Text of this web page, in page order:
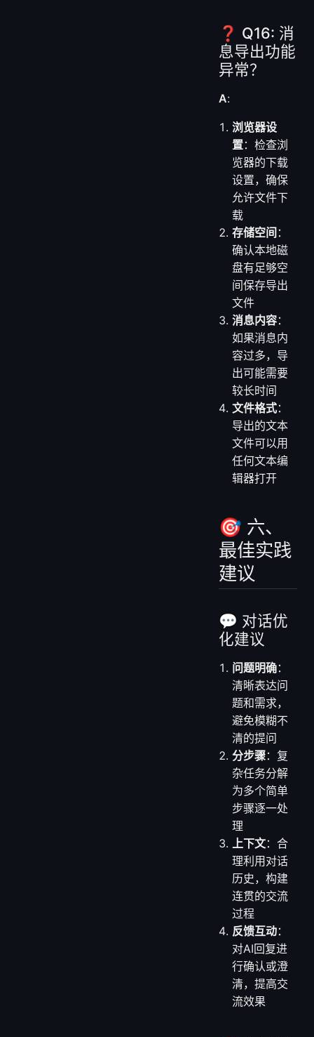
❓ Q16: 消
息导出功能
异常？
A:
浏览器设
置：检查浏
览器的下载
设置，确保
允许文件下
载
存储空间 ：
确认本地磁
盘有足够空
间保存导出
文件
消息内容：
如果消息内
容过多，导
出可能需要
较长时间
文件格式：
导出的文本
文件可以用
任何文本编
辑器打开
🎯 六、
最佳实践
建议
💬 对话优
化建议
问题明确：
清晰表达问
题和需求，
避免模糊不
清的提问
分步骤：复
杂任务分解
为多个简单
步骤逐一处
理
上下文：合
理利用对话
历史，构建
连贯的交流
过程
反馈互动：
对AI回复进
行确认或澄
清，提高交
流效果